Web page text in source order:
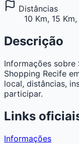
Distâncias
10 Km, 15
Descrição
Informações sobre
Shopping Recife
local, distâncias,
participar.
Links
Informações